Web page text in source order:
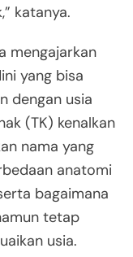
katanya.
mengajarkan
yang bisa
dengan usia
(TK) kenalkan
nama yang
anatomi
bagaimana
tetap
usia.